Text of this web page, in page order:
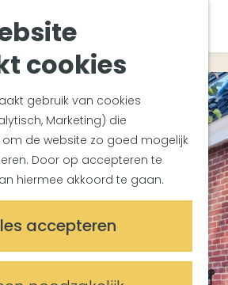
cookies
gebruik van cookies
Marketing) die
om de website zo goed mogelijk
Door op accepteren te
hiermee akkoord te gaan.
accepteren
M
e
u
Zuiderwaterlinie
Met groepen
Met kinderen
In de omgeving
Plan je bezoek
Bereikbaarheid
Overnachten
Plan op de kaart
Meetings & Events